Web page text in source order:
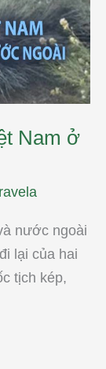
Nam ở
nước ngoài
lại của hai
tịch kép,